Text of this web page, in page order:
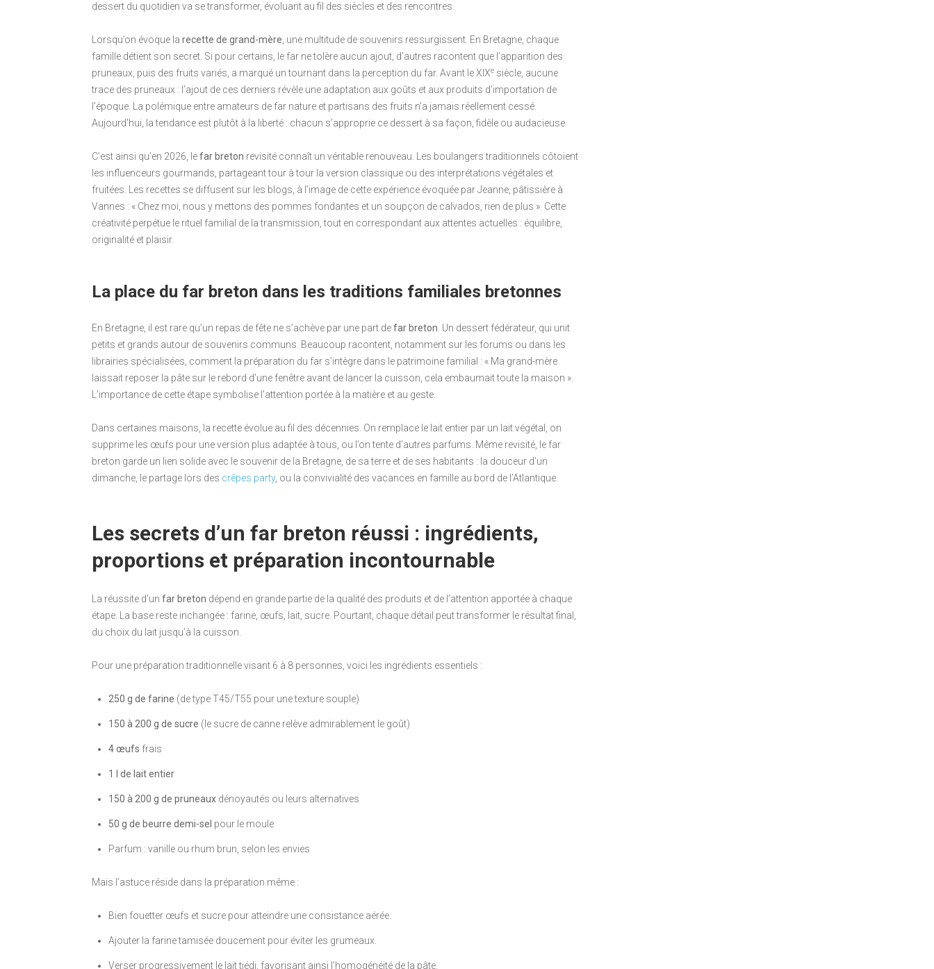
dessert du quotidien va se transformer, évoluant au fil des siècles et des rencontres.
Lorsqu’on évoque la recette de grand-mère , une multitude de souvenirs ressurgissent. En Bretagne, chaque
famille détient son secret. Si pour certains, le far ne tolère aucun ajout, d’autres racontent que l’apparition des
pruneaux, puis des fruits variés, a marqué un tournant dans la perception du far. Avant le XIXe siècle, aucune
trace des pruneaux : l’ajout de ces derniers révèle une adaptation aux goûts et aux produits d’importation de
l’époque. La polémique entre amateurs de far nature et partisans des fruits n’a jamais réellement cessé.
Aujourd’hui, la tendance est plutôt à la liberté : chacun s’approprie ce dessert à sa façon, fidèle ou audacieuse.
C’est ainsi qu’en 2026, lefar breton revisité connaît un véritable renouveau. Les boulangers traditionnels côtoient
les influenceurs gourmands, partageant tour à tour la version classique ou des interprétations végétales et
fruitées. Les recettes se diffusent sur les blogs, à l’image de cette expérience évoquée par Jeanne, pâtissière à
Vannes : « Chez moi, nous y mettons des pommes fondantes et un soupçon de calvados, rien de plus ». Cette
créativité perpétue le rituel familial de la transmission, tout en correspon­dant aux attentes actuelles : équilibre,
originalité et plaisir.
La place du far breton dans les traditions familiales bretonnes
En Bretagne, il est rare qu’un repas de fête ne s’achève par une part defar breton . Un dessert fédérateur, qui unit
petits et grands autour de souvenirs communs. Beaucoup racontent, notamment sur les forums ou dans les
librairies spécialisées, comment la préparation du far s’intègre dans le patrimoine familial : « Ma grand-mère
laissait reposer la pâte sur le rebord d’une fenêtre avant de lancer la cuisson, cela embaumait toute la maison ».
L’importance de cette étape symbolise l’attention portée à la matière et au geste.
Dans certaines maisons, la recette évolue au fil des décennies. On remplace le lait entier par un lait végétal, on
supprime les œufs pour une version plus adaptée à tous, ou l’on tente d’autres parfums. Même revisité, le far
breton garde un lien solide avec le souvenir de la Bretagne, de sa terre et de ses habitants : la douceur d’un
dimanche, le partage lors des crêpes party, ou la convivialité des vacances en famille au bord de l’Atlantique.
Les secrets d’un far breton réussi : ingrédients,
proportions et préparation incontournable
La réussite d’un far breton dépend en grande partie de la qualité des produits et de l’attention apportée à chaque
étape. La base reste inchangée : farine, œufs, lait, sucre. Pourtant, chaque détail peut transformer le résultat final,
du choix du lait jusqu’à la cuisson.
Pour une préparation traditionnelle visant 6 à 8 personnes, voici les ingrédients essentiels :
250 g de farine (de type T45/T55 pour une texture souple)
150 à 200 g de sucre (le sucre de canne relève admirablement le goût)
4 œufs frais
1 l de lait entier
150 à 200 g de pruneaux dénoyautés ou leurs alternatives
50 g de beurre demi-sel pour le moule
Parfum : vanille ou rhum brun, selon les envies
Mais l’astuce réside dans la préparation même :
Bien fouetter œufs et sucre pour atteindre une consistance aérée.
Ajouter la farine tamisée doucement pour éviter les grumeaux.
Verser progressivement le lait tiédi, favorisant ainsi l’homogénéité de la pâte.